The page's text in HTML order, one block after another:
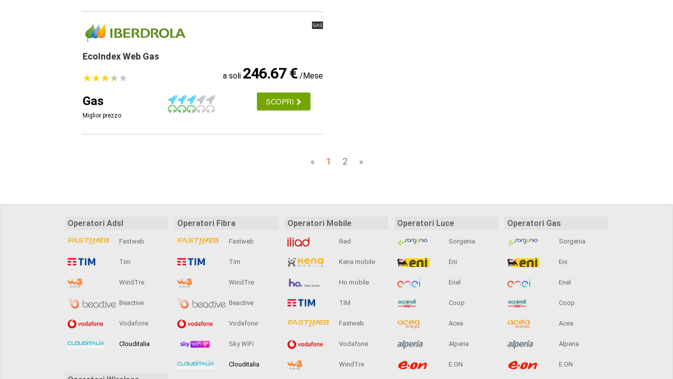
GAS
EcoIndex Web Gas
★★★★★
★★★★★ a soli 246.67 € /Mese
Gas
Miglior prezzo
SCOPRI
« 1 2 »
Operatori Adsl
Fastweb
Tim
WindTre
Beactive
Vodafone
Clouditalia
Operatori Fibra
Fastweb
Tim
WindTre
Beactive
Vodafone
Sky WiFi
Clouditalia
Operatori Mobile
Iliad
Kena mobile
Ho mobile
TIM
Fastweb
Vodafone
WindTre
Operatori Luce
Sorgenia
Eni
Enel
Coop
Acea
Alperia
E.ON
Operatori Gas
Sorgenia
Eni
Enel
Coop
Acea
Alperia
E.ON